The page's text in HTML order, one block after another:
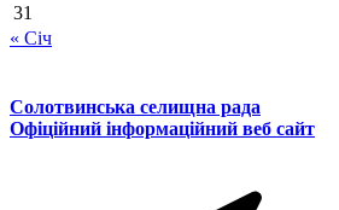
31
« Січ
Солотвинська селищна рада
Офіційний інформаційний веб сайт